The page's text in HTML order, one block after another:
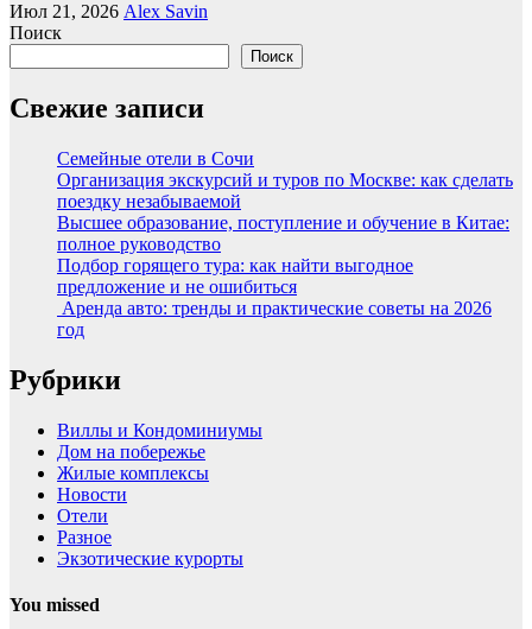
Июл 21, 2026 Alex Savin
Поиск
Поиск
Свежие записи
Семейные отели в Сочи
Организация экскурсий и туров по Москве: как сделать
поездку незабываемой
Высшее образование, поступление и обучение в Китае:
полное руководство
Подбор горящего тура: как найти выгодное
предложение и не ошибиться
Аренда авто: тренды и практические советы на 2026
год
Рубрики
Виллы и Кондоминиумы
Дом на побережье
Жилые комплексы
Новости
Отели
Разное
Экзотические курорты
You missed